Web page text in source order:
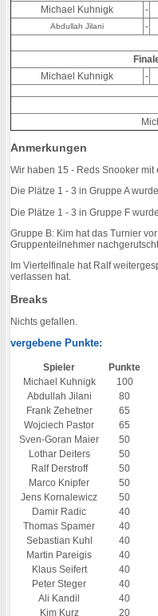
Michael Kuhnigk
-
Abdullah Jilani -
Michael Kuhnigk
-
Anmerkungen
Wir haben 15 - Reds Snooker
Die Plätze 1 - 3 in Gruppe A
Die Plätze 1 - 3 in Gruppe F
Gruppe B: Kim hat das Turnier
Gruppenteilnehmer
Im Viertelfinale hat Ralf
verlassen hat.
Breaks
Nichts gefallen.
vergebene Punkte:
Spieler
Punkte
Michael Kuhnigk
100
Abdullah Jilani
80
Frank Zehetner
65
Wojciech Pastor
65
Sven-Goran Maier
50
Lothar Deiters
50
Ralf Derstroff
50
Marco Knipfer
50
Jens Kornalewicz
50
Damir Radic
40
Thomas Spamer
40
Sebastian Kuhl
40
Martin Pareigis
40
Klaus Seifert
40
Peter Steger
40
Ali Kandil
40
Kim Kurz
20